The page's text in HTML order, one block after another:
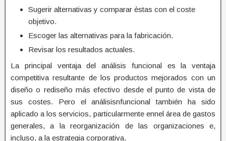
Sugerir alternativas y comparar éstas con el coste
objetivo.
Escoger las alternativas para la fabricación.
Revisar los resultados actuales.
La principal ventaja del análisis funcional es la ventaja
competitiva resultante de los productos mejorados con un
diseño o rediseño más efectivo desde el punto de vista de
sus costes. Pero el análisisnfuncional también ha sido
aplicado a los servicios, particularmente ennel área de gastos
generales, a la reorganización de las organizaciones e,
incluso, a la estrategia corporativa.